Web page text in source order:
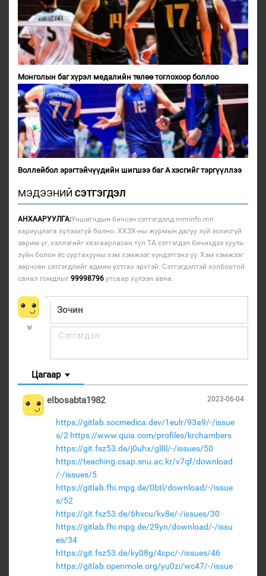
Монголын баг хүрэл медалийн төлөө тоглохоор боллоо
Воллейбол эрэгтэйчүүдийн шигшээ баг А хэсгийг тэргүүллээ
МЭДЭЭНИЙ СЭТГЭГДЭЛ
АНХААРУУЛГА:Уншигчдын бичсэн сэтгэгдэлд mminfo.mn
хариуцлага хүлээхгүй болно. ХХЗХ-ны журмын дагуу зүй зохисгүй
зарим үг, хэллэгийг хязгаарласан тул ТА сэтгэгдэл бичихдээ хууль
зүйн болон ёс суртахууны хэм хэмжээг хүндэтгэнэ үү. Хэм хэмжээг
зөрчсөн сэтгэгдлийг админ устгах эрхтэй. Сэтгэгдэлтэй холбоотой
санал гомдлыг 99998796 утсаар хүлээн авна.
Цагаар
2023-06-04
elbosabta1982
https://gitlab.socmedica.dev/1eulr/93a9/-/issue
s/2 https://www.quia.com/profiles/krchambers
https://git.fsz53.de/j0uhx/gl8l/-/issues/50
https://teaching.csap.snu.ac.kr/v7qf/download
/-/issues/5
https://gitlab.fhi.mpg.de/0btl/download/-/issue
s/52
https://git.fsz53.de/6hxcu/kv8e/-/issues/30
https://gitlab.fhi.mpg.de/29yn/download/-/issu
es/34
https://git.fsz53.de/ky08g/4cpc/-/issues/46
https://gitlab.openmole.org/yu0zi/wc47/-/issue